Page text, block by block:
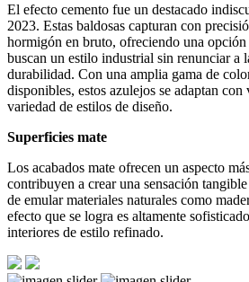
El efecto cemento fue un destacado
2023. Estas baldosas capturan con
hormigón en bruto, ofreciendo una
buscan un estilo industrial sin renunciar a
durabilidad. Con una amplia gama de
disponibles, estos azulejos se adaptan con
variedad de estilos de diseño.
Superficies mate
Los acabados mate ofrecen un aspecto
contribuyen a crear una sensación
de emular materiales naturales como
efecto que se logra es altamente
interiores de estilo refinado.